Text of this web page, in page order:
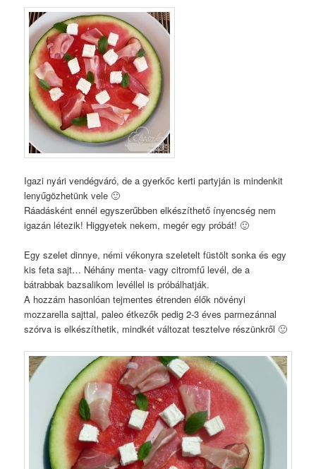
Igazi nyári vendégváró, de a gyerkőc kerti partyján is mindenkit
lenyűgözhetünk vele 🙂
Ráadásként ennél egyszerűbben elkészíthető ínyencség nem
igazán létezik! Higgyetek nekem, megér egy próbát! 🙂
Egy szelet dinnye, némi vékonyra szeletelt füstölt sonka és egy
kis feta sajt… Néhány menta- vagy citromfű levél, de a
bátrabbak bazsalikom levéllel is próbálhatják.
A hozzám hasonlóan tejmentes étrenden élők növényi
mozzarella sajttal, paleo étkezők pedig 2-3 éves parmezánnal
szórva is elkészíthetik, mindkét változat tesztelve részünkről 🙂